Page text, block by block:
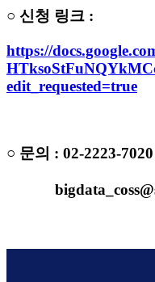
○ 신청 링크 :
https://
edit_requested=true
○ 문의 : 02-2223-